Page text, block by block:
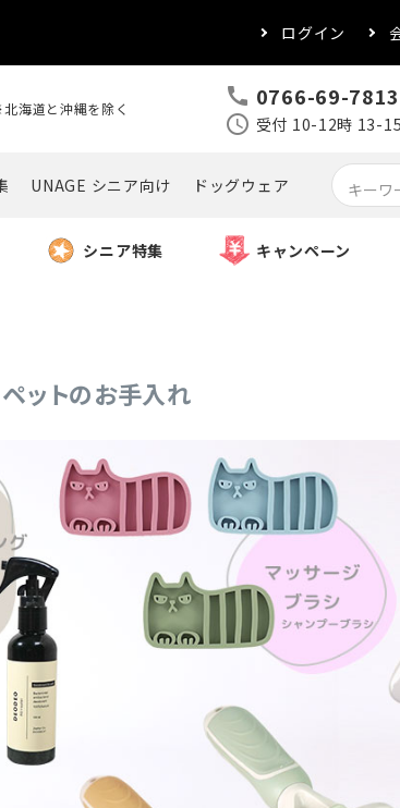
ログイン
海道と沖縄を除く call 0766-69-7813
schedule 受付 10-12時 13-
UNAGE シニア向け ドッグウェア
シニア特集 キャンペーン
ペットのお手入れ